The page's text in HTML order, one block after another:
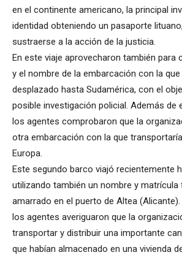
en el continente americano, la principal
identidad obteniendo un pasaporte
sustraerse a la acción de la justicia.
En este viaje aprovecharon también para
y el nombre de la embarcación con la que
desplazado hasta Sudamérica, con el
posible investigación policial. Además de
los agentes comprobaron que la
otra embarcación con la que
Europa.
Este segundo barco viajó recientemente
utilizando también un nombre y matrícula
amarrado en el puerto de Altea
los agentes averiguaron que la
transportar y distribuir una importante
que habían almacenado en una vivienda